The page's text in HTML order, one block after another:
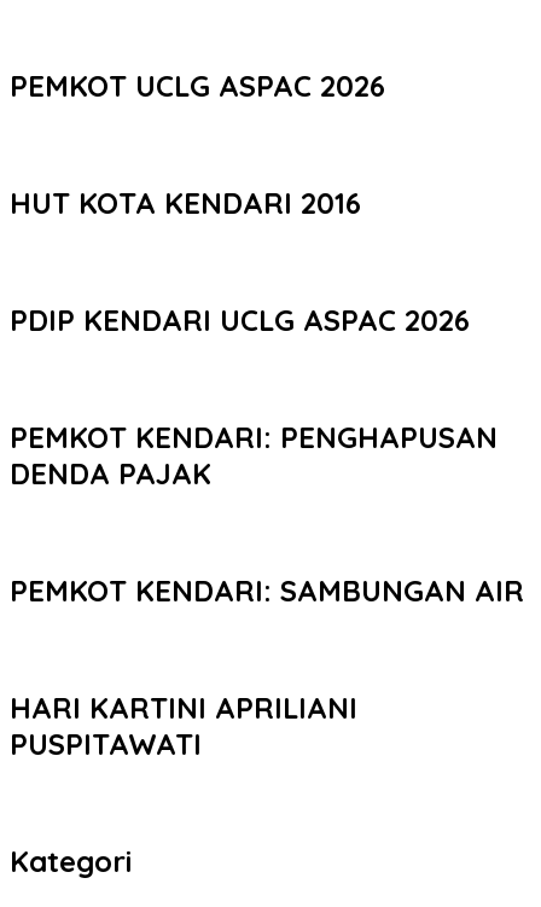
PEMKOT UCLG ASPAC 2026
HUT KOTA KENDARI 2016
PDIP KENDARI UCLG ASPAC 2026
PEMKOT KENDARI: PENGHAPUSAN
DENDA PAJAK
PEMKOT KENDARI: SAMBUNGAN AIR
HARI KARTINI APRILIANI
PUSPITAWATI
Kategori